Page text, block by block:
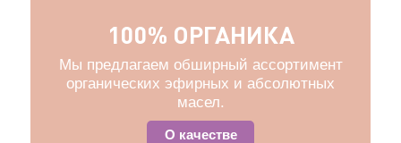
100% ОРГАНИКА
Мы предлагаем обширный ассортимент
органических эфирных и абсолютных
масел.
О качестве